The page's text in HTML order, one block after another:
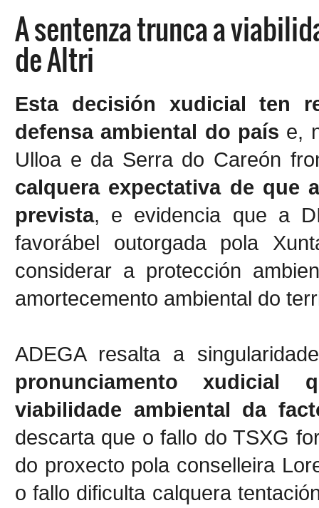
A sentenza trunca a
de Altri
Esta decisión xudicial ten
defensa ambiental do país e,
Ulloa e da Serra do Careón
calquera expectativa de que
prevista, e evidencia que a
favorábel outorgada pola
considerar a protección
amortecemento ambiental do
ADEGA resalta a
pronunciamento xudicial
viabilidade ambiental da
descarta que o fallo do TSXG
do proxecto pola conselleira
o fallo dificulta calquera